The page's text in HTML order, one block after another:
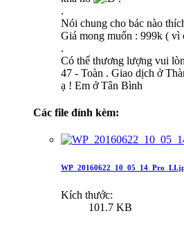
.
Nói chung cho bác nào
Giá mong muốn : 999k ( vì
.
Có thể thương lượng vui
47 - Toàn . Giao dịch ở
ạ ! Em ở Tân Bình
Các file đính kèm:
Kích thước:
101.7 KB